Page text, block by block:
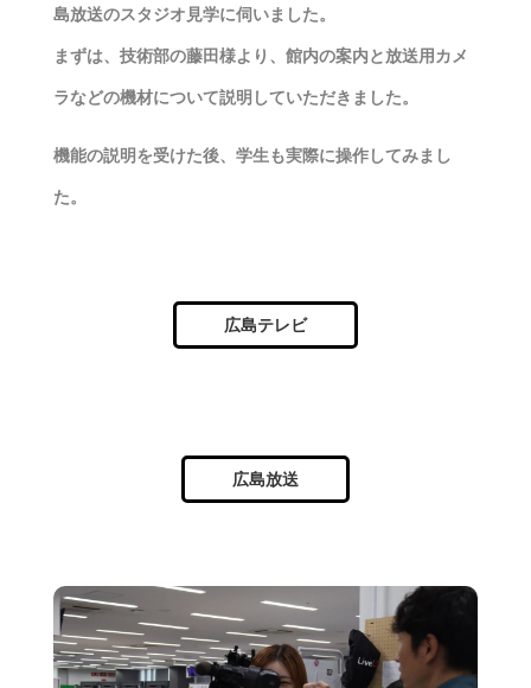
島放送のスタジオ見学に伺いました。
まずは、技術部の藤田様より、館内の案内と放送用カメ
ラなどの機材について説明していただきました。
機能の説明を受けた後、学生も実際に操作してみまし
た。
広島テレビ
広島放送